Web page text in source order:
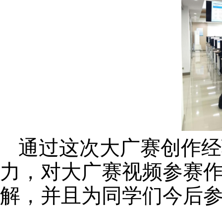
通过这次大广赛创作
力， 对大广赛视频参赛
解 ， 并且为同学们今后